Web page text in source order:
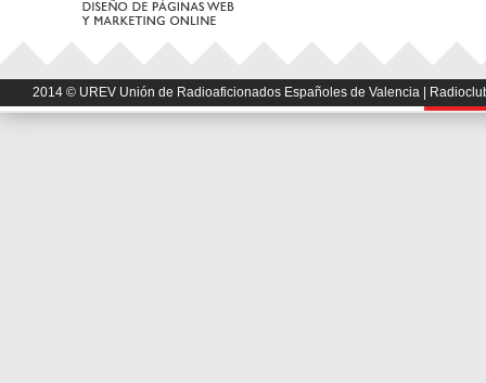
2014 © UREV Unión de Radioaficionados Españoles de Valencia |